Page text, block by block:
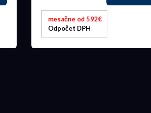
mesačne od 592€
Odpočet DPH